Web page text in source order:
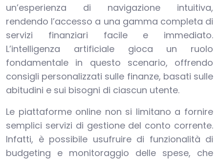
un’esperienza di navigazione intuitiva,
rendendo l’accesso a una gamma completa di
servizi finanziari facile e immediato.
L’intelligenza artificiale gioca un ruolo
fondamentale in questo scenario, offrendo
consigli personalizzati sulle finanze, basati sulle
abitudini e sui bisogni di ciascun utente.
Le piattaforme online non si limitano a fornire
semplici servizi di gestione del conto corrente.
Infatti, è possibile usufruire di funzionalità di
budgeting e monitoraggio delle spese, che